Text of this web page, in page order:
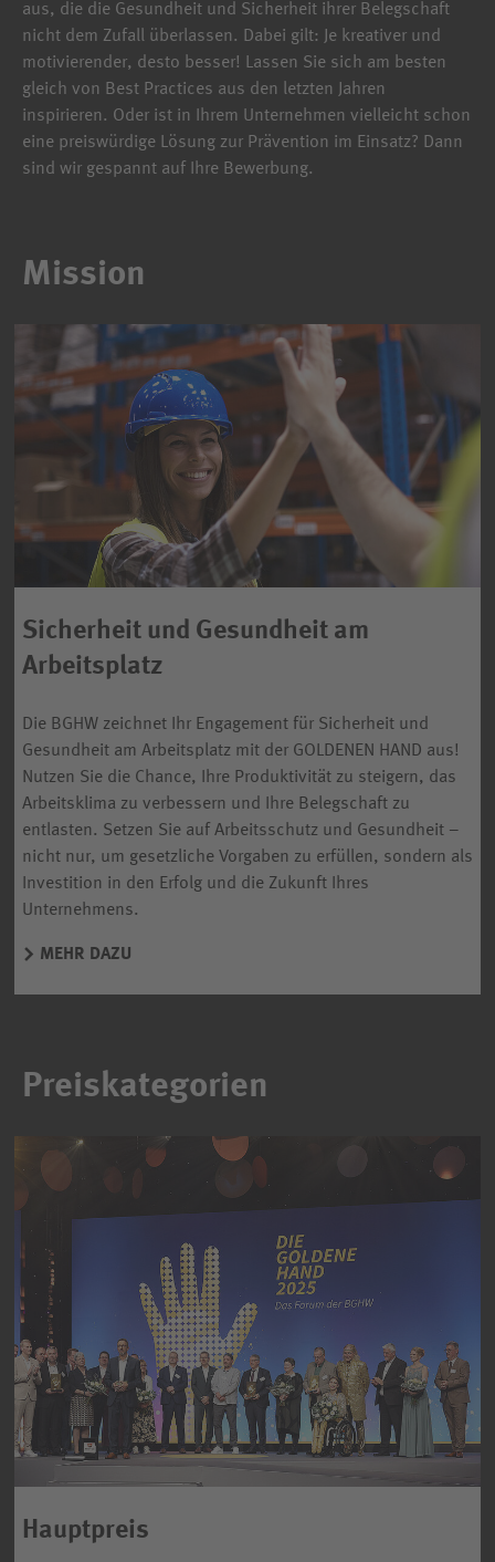
aus, die die Gesundheit und Sicherheit ihrer Belegschaft
nicht dem Zufall überlassen. Dabei gilt: Je kreativer und
motivierender, desto besser! Lassen Sie sich am besten
gleich von Best Practices aus den letzten Jahren
inspirieren. Oder ist in Ihrem Unternehmen vielleicht schon
eine preiswürdige Lösung zur Prävention im Einsatz? Dann
sind wir gespannt auf Ihre Bewerbung.
Mission
Sicherheit und Gesundheit am
Arbeitsplatz
Die BGHW zeichnet Ihr Engagement für Sicherheit und
Gesundheit am Arbeitsplatz mit der GOLDENEN HAND aus!
Nutzen Sie die Chance, Ihre Produktivität zu steigern, das
Arbeitsklima zu verbessern und Ihre Belegschaft zu
entlasten. Setzen Sie auf Arbeitsschutz und Gesundheit –
nicht nur, um gesetzliche Vorgaben zu erfüllen, sondern als
Investition in den Erfolg und die Zukunft Ihres
Unternehmens.
MEHR DAZU
Preiskategorien
Hauptpreis